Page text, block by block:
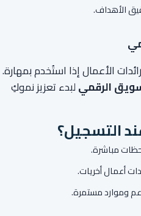
الأهداف.
الأعمال إذا استُخدم بمهارة.
الرقميلبدء تعزيز نموكِ
التسجيل؟
مباشرة.
أعمال أخريات.
وموارد مستمرة.